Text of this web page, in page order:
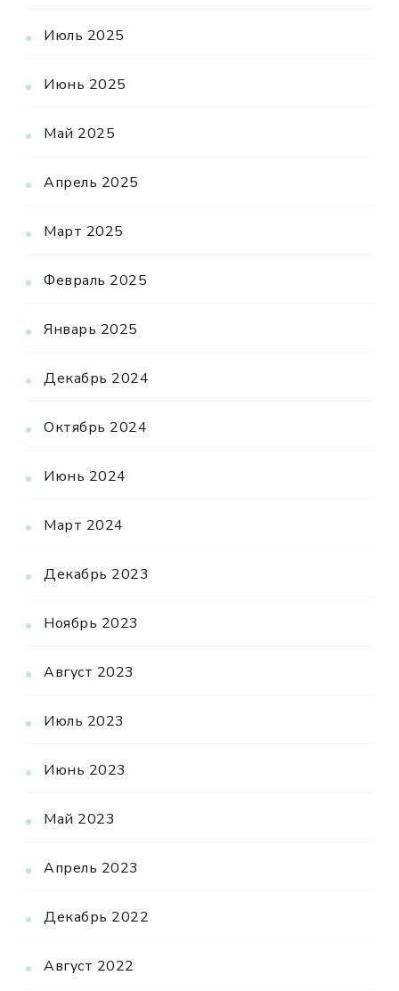
Июль 2025
Июнь 2025
Май 2025
Апрель 2025
Март 2025
Февраль 2025
Январь 2025
Декабрь 2024
Октябрь 2024
Июнь 2024
Март 2024
Декабрь 2023
Ноябрь 2023
Август 2023
Июль 2023
Июнь 2023
Май 2023
Апрель 2023
Декабрь 2022
Август 2022